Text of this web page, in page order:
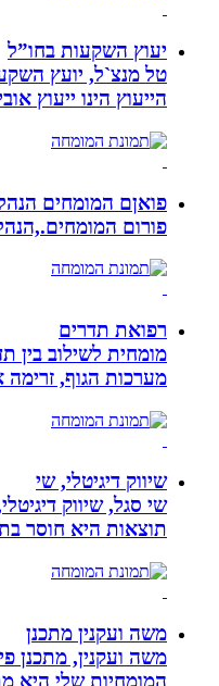
יעוץ השקעות בחו”ל
טל מנצ`ל, יועץ
הייעוץ הינו ייעוץ
פואןם המומחים
פורום
רפואת תדרים
מערכות הגוף, זרימה
שיווק דיגיטלי, שי
שי סגל, שיווק
תוצאות היא חוסר
משה ועקנין מתכנן
משה ועקנין, מתכנן
המומחיות שלי היא